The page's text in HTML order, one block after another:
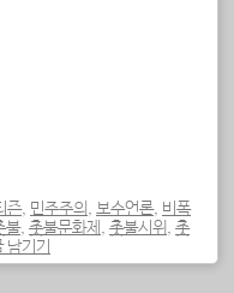
즌, 민주주의, 보수언론, 비폭
불, 촛불문화제 , 촛불시위, 촛
남기기